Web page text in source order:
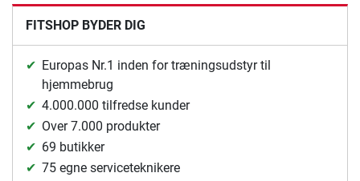
FITSHOP BYDER DIG
Europas Nr.1 inden for træningsudstyr til
hjemmebrug
4.000.000 tilfredse kunder
Over 7.000 produkter
69 butikker
75 egne serviceteknikere